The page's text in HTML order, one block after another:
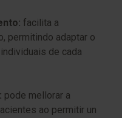
facilita a
permitindo adaptar o
de cada
pode mellorar a
ao permitir un